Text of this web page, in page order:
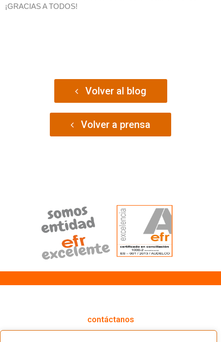
¡GRACIAS A TODOS!
Volver al blog
Volver a prensa
contáctanos